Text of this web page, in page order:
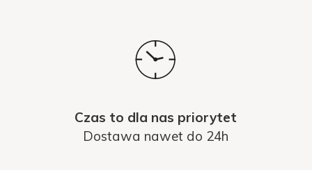
Czas to dla nas priorytet
Dostawa nawet do 24h